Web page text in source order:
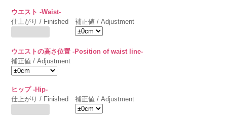
ウエスト -Waist-
仕上がり / Finished
補正値 / Adjustment
ウエストの高さ位置 -Position of waist line-
補正値 / Adjustment
ヒップ -Hip-
仕上がり / Finished
補正値 / Adjustment